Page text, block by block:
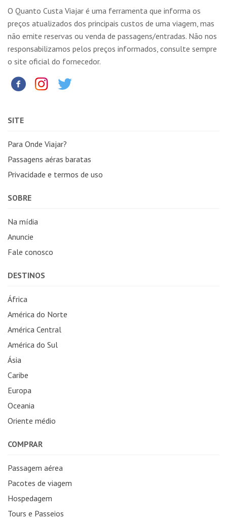
O Quanto Custa Viajar é uma ferramenta que informa os
preços atualizados dos principais custos de uma viagem, mas
não emite reservas ou venda de passagens/entradas. Não nos
responsabilizamos pelos preços informados, consulte sempre
o site oficial do fornecedor.
SITE
Para Onde Viajar?
Passagens aéras baratas
Privacidade e termos de uso
SOBRE
Na mídia
Anuncie
Fale conosco
DESTINOS
África
América do Norte
América Central
América do Sul
Ásia
Caribe
Europa
Oceania
Oriente médio
COMPRAR
Passagem aérea
Pacotes de viagem
Hospedagem
Tours e Passeios